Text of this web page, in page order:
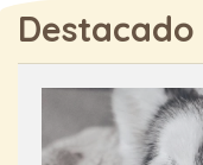
Destacado